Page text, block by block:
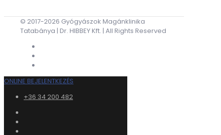
© 2017-2026 Gyógyászok Magánklinika
Tatabánya | Dr. HIBBEY Kft. | All Rights Reserved
ONLINE BEJELENTKEZÉS
+36 34 200 482